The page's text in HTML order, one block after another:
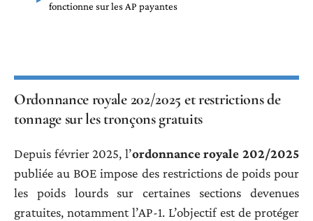
fonctionne sur les AP payantes
Ordonnance royale 202/2025 et restrictions de
tonnage sur les tronçons gratuits
Depuis février 2025, l’ordonnance royale 202/2025
publiée au BOE impose des restrictions de poids pour
les poids lourds sur certaines sections devenues
gratuites, notamment l’AP-1. L’objectif est de protéger